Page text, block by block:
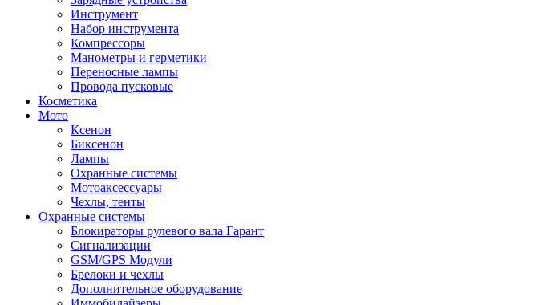
Инструмент
Набор инструмента
Компрессоры
Манометры и герметики
Переносные лампы
Провода пусковые
Косметика
Мото
Ксенон
Биксенон
Лампы
Охранные системы
Мотоаксессуары
Чехлы, тенты
Охранные системы
Блокираторы рулевого вала Гарант
Сигнализации
GSM/GPS Модули
Брелоки и чехлы
Дополнительное оборудование